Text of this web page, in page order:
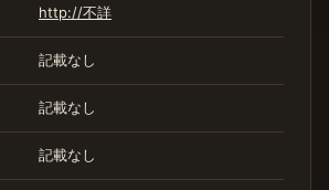
http://不詳
記載なし
記載なし
記載なし